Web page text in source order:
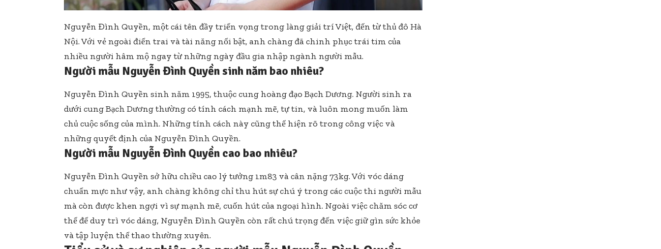
Nguyễn Đình Quyền, một cái tên đầy triển vọng trong làng giải trí Việt, đến từ thủ đô Hà
Nội. Với vẻ ngoài điển trai và tài năng nổi bật, anh chàng đã chinh phục trái tim của
nhiều người hâm mộ ngay từ những ngày đầu gia nhập ngành người mẫu.
Người mẫu Nguyễn Đình Quyền sinh năm bao nhiêu?
Nguyễn Đình Quyền sinh năm 1995, thuộc cung hoàng đạo Bạch Dương. Người sinh ra
dưới cung Bạch Dương thường có tính cách mạnh mẽ, tự tin, và luôn mong muốn làm
chủ cuộc sống của mình. Những tính cách này cũng thể hiện rõ trong công việc và
những quyết định của Nguyễn Đình Quyền.
Người mẫu Nguyễn Đình Quyền cao bao nhiêu?
Nguyễn Đình Quyền sở hữu chiều cao lý tưởng 1m83 và cân nặng 73kg. Với vóc dáng
chuẩn mực như vậy, anh chàng không chỉ thu hút sự chú ý trong các cuộc thi người mẫu
mà còn được khen ngợi vì sự mạnh mẽ, cuốn hút của ngoại hình. Ngoài việc chăm sóc cơ
thể để duy trì vóc dáng, Nguyễn Đình Quyền còn rất chú trọng đến việc giữ gìn sức khỏe
và tập luyện thể thao thường xuyên.